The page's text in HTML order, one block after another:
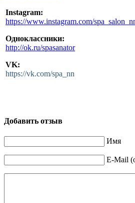
Instagram:
https://www.instagram.com/
Одноклассники:
http://ok.ru/spasanator
VK:
https://vk.com/spa_nn
Добавить отзыв
Имя
E-Mail